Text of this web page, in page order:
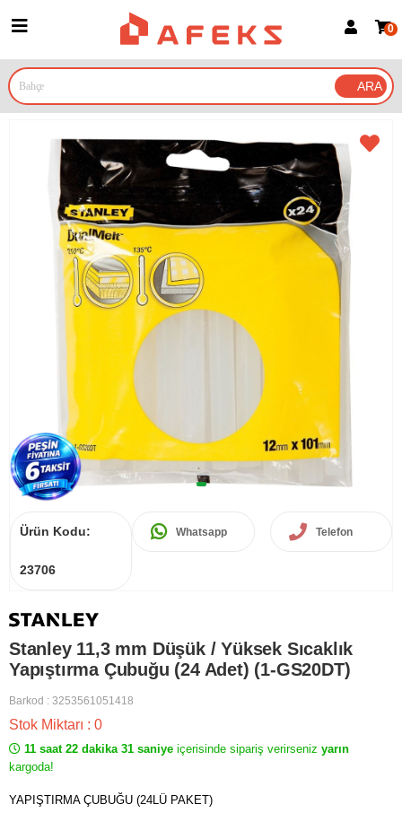
Google İle Bağlan
0
Ürün Kodu:
23706
Whatsapp Telefon
Stanley 11,3 mm Düşük / Yüksek Sıcaklık
Yapıştırma Çubuğu (24 Adet) (1-GS20DT)
Barkod : 3253561051418
Stok Miktarı : 0
11 saat 22 dakika 31 saniye içerisinde sipariş verirseniz yarın
kargoda!
YAPIŞTIRMA ÇUBUĞU (24LÜ PAKET)